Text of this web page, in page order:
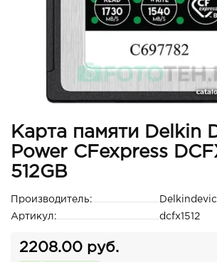
Карта памяти Delkin
Power CFexpress
512GB
Производитель:
Артикул:
dcfx1512
2208.00 руб.